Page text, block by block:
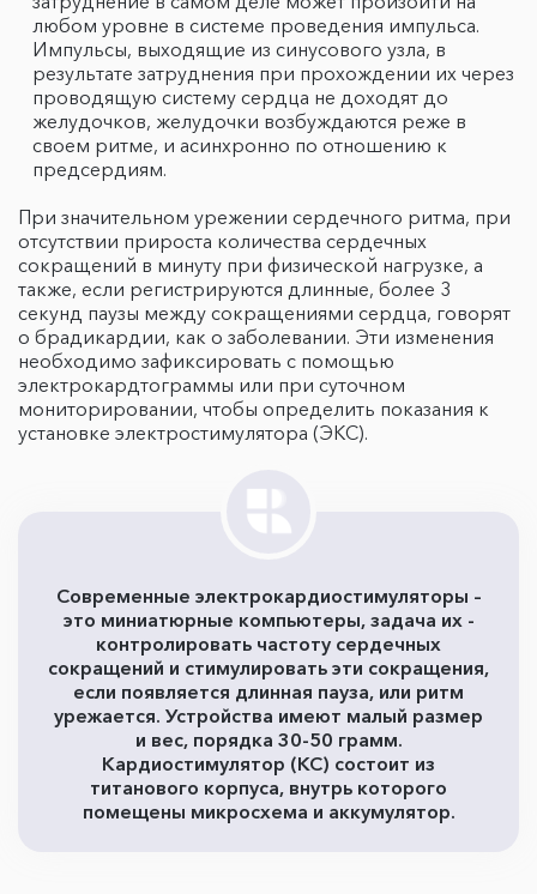
любом уровне в системе проведения импульса.
Импульсы, выходящие из синусового узла, в
результате затруднения при прохождении их через
проводящую систему сердца не доходят до
желудочков, желудочки возбуждаются реже в
своем ритме, и асинхронно по отношению к
предсердиям.
При значительном урежении сердечного ритма, при
отсутствии прироста количества сердечных
сокращений в минуту при физической нагрузке, а
также, если регистрируются длинные, более 3
секунд паузы между сокращениями сердца, говорят
о брадикардии, как о заболевании. Эти изменения
необходимо зафиксировать с помощью
электрокардтограммы или при суточном
мониторировании, чтобы определить показания к
установке электростимулятора (ЭКС).
Современные электрокардиостимуляторы –
это миниатюрные компьютеры, задача их -
контролировать частоту сердечных
сокращений и стимулировать эти сокращения,
если появляется длинная пауза, или ритм
урежается. Устройства имеют малый размер
и вес, порядка 30-50 грамм.
Кардиостимулятор (КС) состоит из
титанового корпуса, внутрь которого
помещены микросхема и аккумулятор.